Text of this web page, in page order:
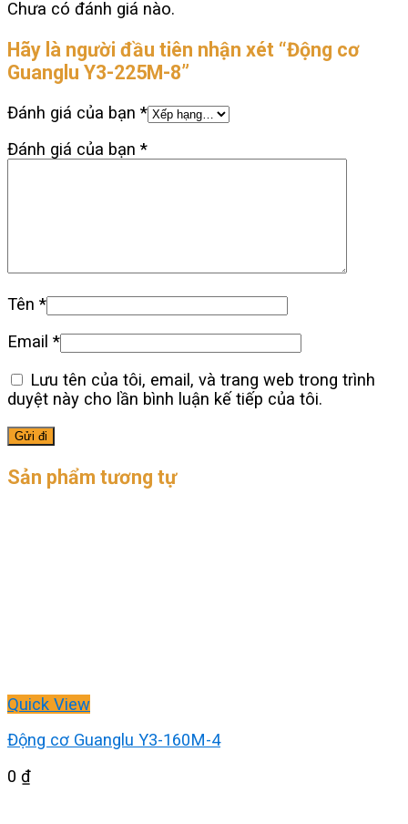
Chưa có đánh giá nào.
Hãy là người đầu tiên nhận xét “Động cơ
Guanglu Y3-225M-8”
Đánh giá của bạn *
Đánh giá của bạn *
Tên *
Email *
Lưu tên của tôi, email, và trang web trong trình
duyệt này cho lần bình luận kế tiếp của tôi.
Sản phẩm tương tự
Quick View
Động cơ Guanglu Y3-160M-4
0 ₫